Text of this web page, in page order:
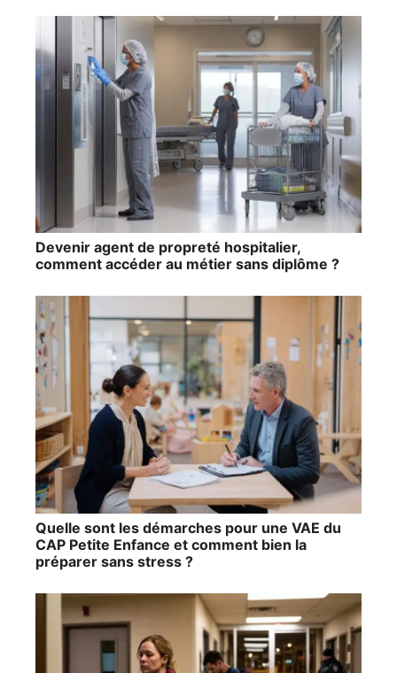
Devenir agent de propreté hospitalier,
comment accéder au métier sans diplôme ?
Quelle sont les démarches pour une VAE du
CAP Petite Enfance et comment bien la
préparer sans stress ?